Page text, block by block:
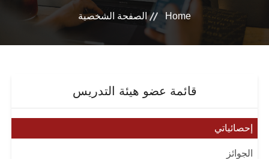
Home الصفحة الشخصية
قائمة عضو هيئة التدريس
إحصائياتي
الجوائز